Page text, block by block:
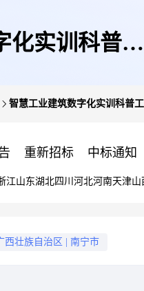
化实训科普工
智慧工业建筑数字化实训科普
重新招标 中标通知
江山东湖北四川 河北河南天津山
西壮族自治区 南宁市